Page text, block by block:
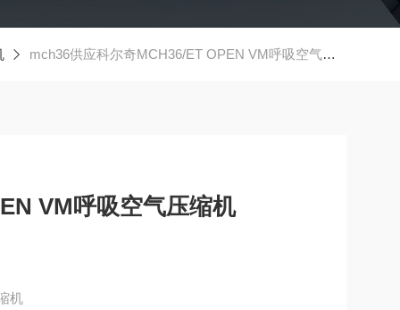
mch36供应科尔奇MCH36/ET OPEN VM呼吸空气压缩机
VM呼吸空气压缩机
机